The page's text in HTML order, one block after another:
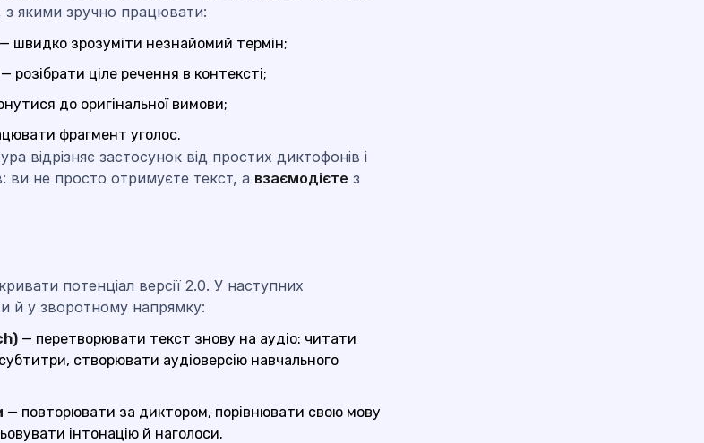
з якими зручно працювати:
— швидко зрозуміти незнайомий термін;
— розібрати ціле речення в контексті;
до оригінальної вимови;
фрагмент уголос.
відрізняє застосунок від простих диктофонів і
ви не просто отримуєте текст, а взаємодієте з
потенціал версії 2.0. У наступних
й у зворотному напрямку:
— перетворювати текст знову на аудіо: читати
створювати аудіоверсію навчального
— повторювати за диктором, порівнювати свою мову
інтонацію й наголоси.